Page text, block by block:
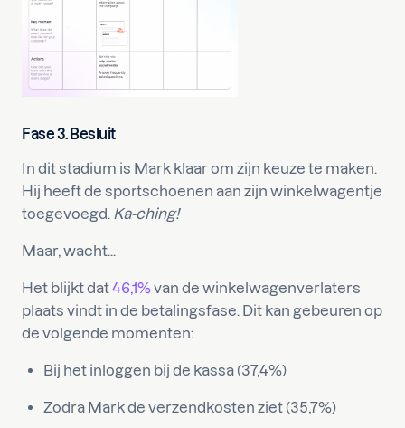
Fase 3. Besluit
In dit stadium is Mark klaar om zijn keuze te maken.
Hij heeft de sportschoenen aan zijn winkelwagentje
toegevoegd. Ka-ching!
Maar, wacht...
Het blijkt dat46,1%van de winkelwagenverlaters
plaats vindt in de betalingsfase. Dit kan gebeuren op
de volgende momenten:
Bij het inloggen bij de kassa (37,4%)
Zodra Mark de verzendkosten ziet (35,7%)